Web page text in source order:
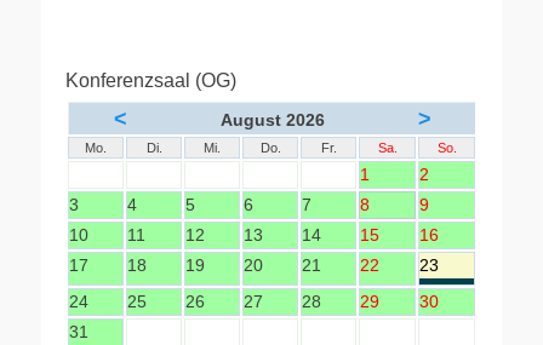
Konferenzsaal (OG)
< August 2026 >
Mo. Di. Mi. Do. Fr. Sa. So.
1
2
3
4 5 6 7 8
9
10
11 12 13 14 15
16
17
18 19 20 21 22
23
24
25 26 27 28 29
30
31